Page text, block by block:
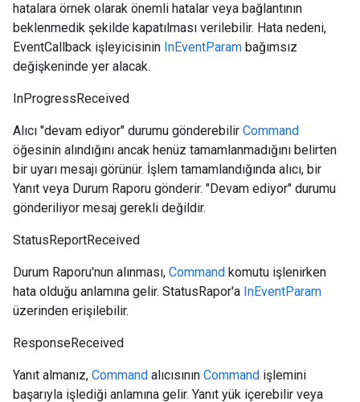
hatalara örnek olarak önemli hatalar veya bağlantının
beklenmedik şekilde kapatılması verilebilir. Hata nedeni,
EventCallback işleyicisinin InEventParam bağımsız
değişkeninde yer alacak.
InProgressReceived
Alıcı "devam ediyor" durumu gönderebilir Command
öğesinin alındığını ancak henüz tamamlanmadığını belirten
bir uyarı mesajı görünür. İşlem tamamlandığında alıcı, bir
Yanıt veya Durum Raporu gönderir. "Devam ediyor" durumu
gönderiliyor mesaj gerekli değildir.
StatusReportReceived
Durum Raporu'nun alınması, Command komutu işlenirken
hata olduğu anlamına gelir. StatusRapor'a InEventParam
üzerinden erişilebilir.
ResponseReceived
Yanıt almanız, Command alıcısının Command işlemini
başarıyla işlediği anlamına gelir. Yanıt yük içerebilir veya